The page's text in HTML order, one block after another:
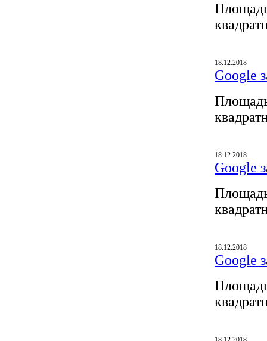
18.12.2018
Google
18.12.2018
Google
18.12.2018
Google